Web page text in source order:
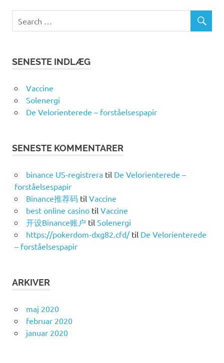
SENESTE INDLÆG
Vaccine
Solenergi
De Velorienterede – forståelsespapir
SENESTE KOMMENTARER
binance US-registreratil De Velorienterede –
forståelsespapir
Binance推荐码til Vaccine
best online casinotil Vaccine
开设Binance账户 til Solenergi
https://pokerdom-dxg82.cfd/til De Velorienterede
– forståelsespapir
ARKIVER
maj 2020
februar 2020
januar 2020